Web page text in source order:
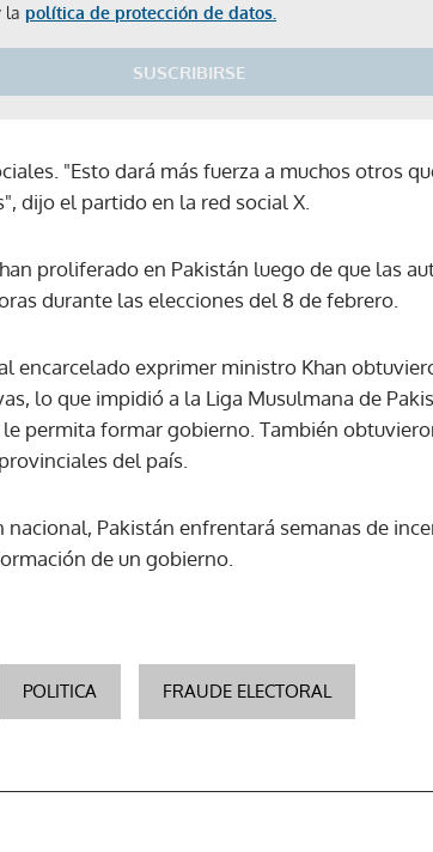
la política de protección de datos.
SUSCRIBIRSE
Gracias por suscribirte a nuestro boletín.
ACEPTAR
"Esto dará más fuerza a muchos otros
dijo el partido en la red social X.
proliferado en Pakistán luego de que las
durante las elecciones del 8 de febrero.
encarcelado exprimer ministro Khan
lo que impidió a la Liga Musulmana de
permita formar gobierno. También
del país.
Pakistán enfrentará semanas de
de un gobierno.
POLITICA FRAUDE ELECTORAL